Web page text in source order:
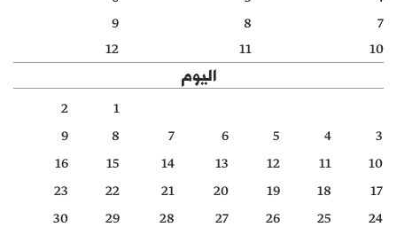
دفاتر
الأرشيف
7
8
9
10
11
12
اليوم
1
2
3
4
5
6
7
8
9
10
11
12
13
14
15
16
17
18
19
20
21
22
23
24
25
26
27
28
29
30